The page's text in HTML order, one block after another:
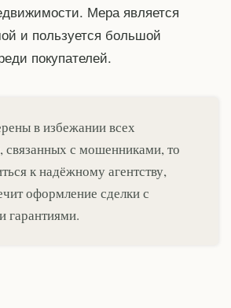
Мера является
и пользуется большой
покупателей.
в избежании всех
связанных с мошенниками, то
к надёжному агентству,
оформление сделки с
гарантиями.